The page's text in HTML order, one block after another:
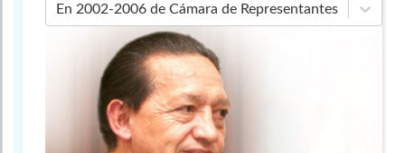
En 2002-2006 de Cámara de Representantes